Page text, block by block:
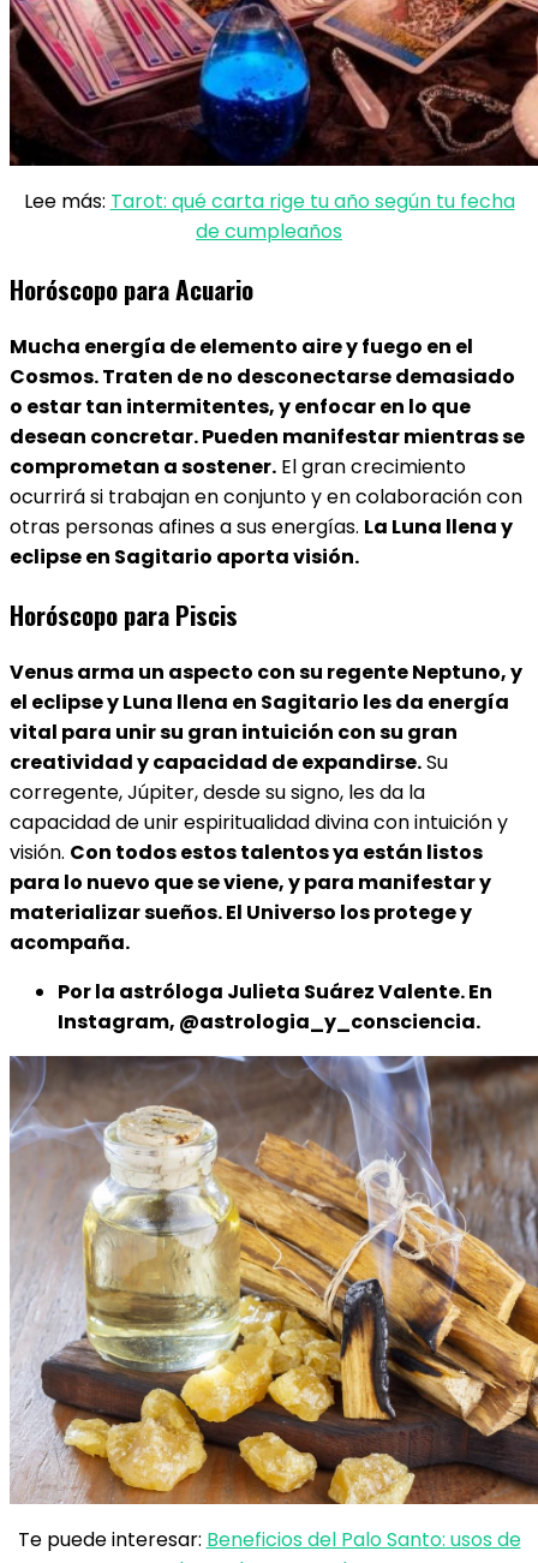
Lee más: Tarot: qué carta rige tu año según tu fecha
de cumpleaños
Horóscopo para Acuario
Mucha energía de elemento aire y fuego en el
Cosmos. Traten de no desconectarse demasiado
o estar tan intermitentes, y enfocar en lo que
desean concretar. Pueden manifestar mientras se
comprometan a sostener. El gran crecimiento
ocurrirá si trabajan en conjunto y en colaboración con
otras personas afines a sus energías. La Luna llena y
eclipse en Sagitario aporta visión.
Horóscopo para Piscis
Venus arma un aspecto con su regente Neptuno, y
el eclipse y Luna llena en Sagitario les da energía
vital para unir su gran intuición con su gran
creatividad y capacidad de expandirse.Su
corregente, Júpiter, desde su signo, les da la
capacidad de unir espiritualidad divina con intuición y
visión. Con todos estos talentos ya están listos
para lo nuevo que se viene, y para manifestar y
materializar sueños. El Universo los protege y
acompaña.
Por la astróloga Julieta Suárez Valente. En
Instagram, @astrologia_y_consciencia.
Te puede interesar: Beneficios del Palo Santo: usos de